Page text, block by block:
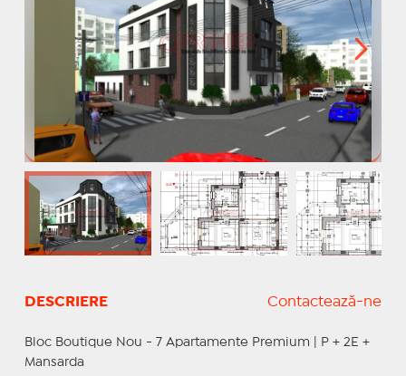
DESCRIERE Contactează-ne
Bloc Boutique Nou - 7 Apartamente Premium | P + 2E +
Mansarda